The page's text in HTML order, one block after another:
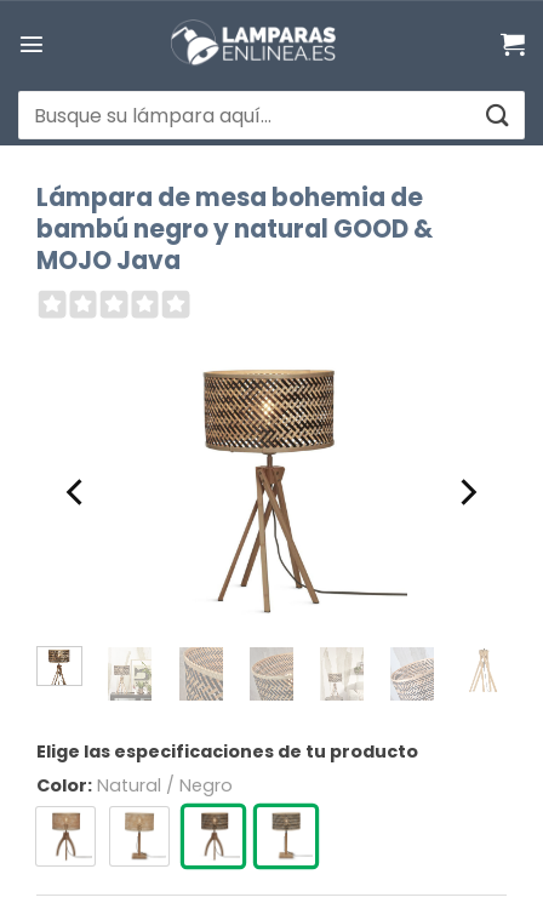
Buscar
por:
Lámpara de mesa bohemia de
bambú negro y natural GOOD &
MOJO Java
Elige las especificaciones de tu producto
Color: Natural / Negro